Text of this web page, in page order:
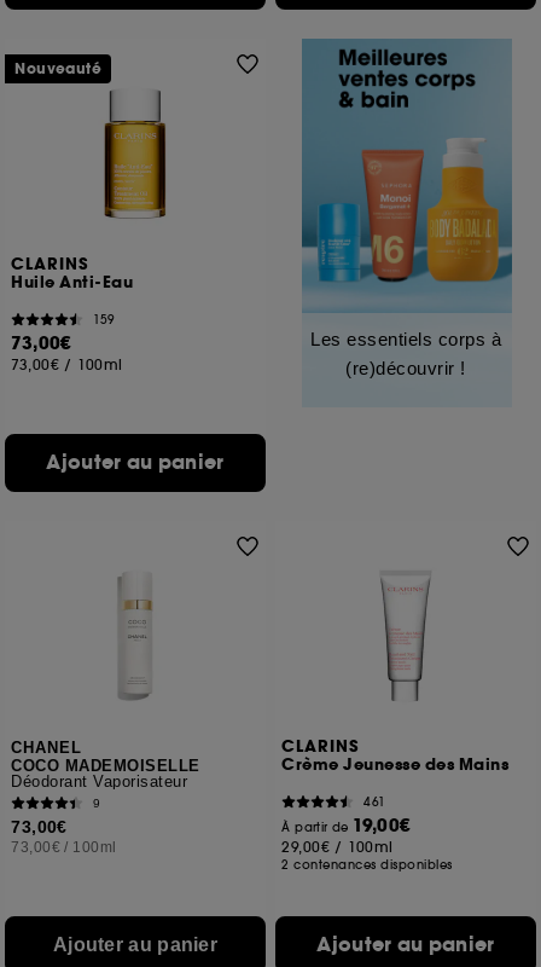
CLARINS
Huile Anti-Eau
159
73,00€
73,00€ / 100ml
Ajouter au panier
Nouveauté
Les essentiels corps à
(re)découvrir !
CHANEL
COCO MADEMOISELLE
Déodorant Vaporisateur
9
73,00€
73,00€ / 100ml
Ajouter au panier
CLARINS
Crème Jeunesse des Mains
461
À partir de 19,00€
29,00€ / 100ml
2 contenances disponibles
Ajouter au panier